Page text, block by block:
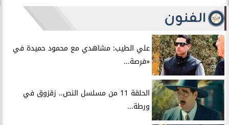
الفنون
علي الطيب: مشاهدي مع محمود حميدة في
«فرصة...
الحلقة 11 من مسلسل النص.. زقزوق في
ورطة...